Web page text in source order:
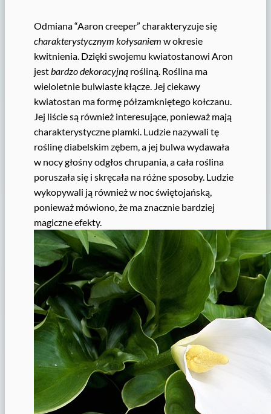
Odmiana “Aaron creeper” charakteryzuje się
charakterystycznym kołysaniem w okresie
kwitnienia. Dzięki swojemu kwiatostanowi Aron
jest bardzo dekoracyjną rośliną. Roślina ma
wieloletnie bulwiaste kłącze. Jej ciekawy
kwiatostan ma formę półzamkniętego kołczanu.
Jej liście są również interesujące, ponieważ mają
charakterystyczne plamki. Ludzie nazywali tę
roślinę diabelskim zębem, a jej bulwa wydawała
w nocy głośny odgłos chrupania, a cała roślina
poruszała się i skręcała na różne sposoby. Ludzie
wykopywali ją również w noc świętojańską,
ponieważ mówiono, że ma znacznie bardziej
magiczne efekty.